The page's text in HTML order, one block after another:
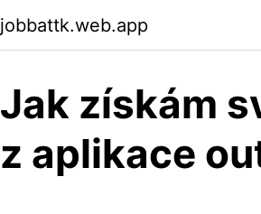
jobbattk.web.app
Jak získám
z aplikace